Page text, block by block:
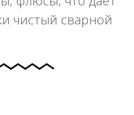
чистый сварной